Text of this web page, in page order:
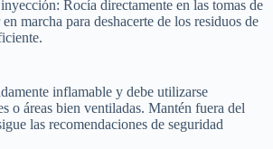
Rocía directamente en las tomas de
marcha para deshacerte de los residuos de
inflamable y debe utilizarse
o áreas bien ventiladas. Mantén fuera del
las recomendaciones de seguridad